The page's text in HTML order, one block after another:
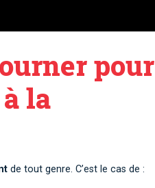
pour
la
de tout genre. C’est le cas de :